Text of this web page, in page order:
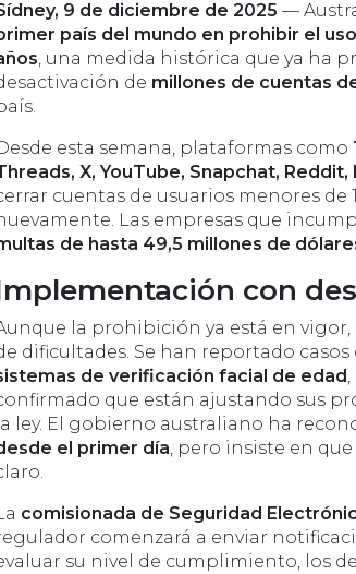
9 de diciembre de 2025 —
país del mundo en prohibir el
, una medida histórica que ya ha
de millones de cuentas
esta semana, plataformas como
X, YouTube, Snapchat,
cuentas de usuarios menores de
Las empresas que
de hasta 49,5 millones de
con
la prohibición ya está en
dificultades. Se han reportado
de verificación facial de edad
que están ajustando sus
la ley. El gobierno australiano ha
el primer día, pero insiste en
comisionada de Seguridad
comenzará a enviar
su nivel de cumplimiento, los